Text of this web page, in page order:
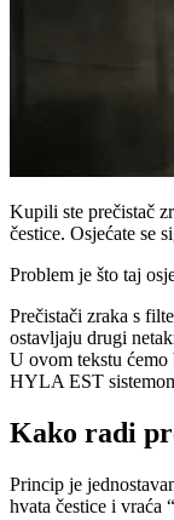
Kupili ste prečistač
čestice. Osjećate se
Problem je što taj
Prečistači zraka s
ostavljaju drugi
U ovom tekstu ćemo
HYLA EST
Kako radi
Princip je
hvata čestice i vraća